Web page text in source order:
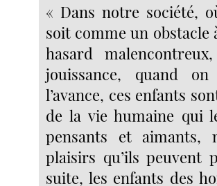
« Dans notre société,
soit comme un obstacle
hasard
jouissance, quand
l’avance, ces enfants
de la vie humaine qui
pensants et aimants,
plaisirs qu’ils peuvent
suite, les enfants des